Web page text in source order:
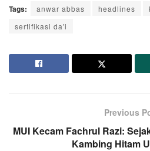
Tags: anwar abbas headlines
sertifikasi da'i
Previous
MUI Kecam Fachrul Razi:
Kambing Hitam